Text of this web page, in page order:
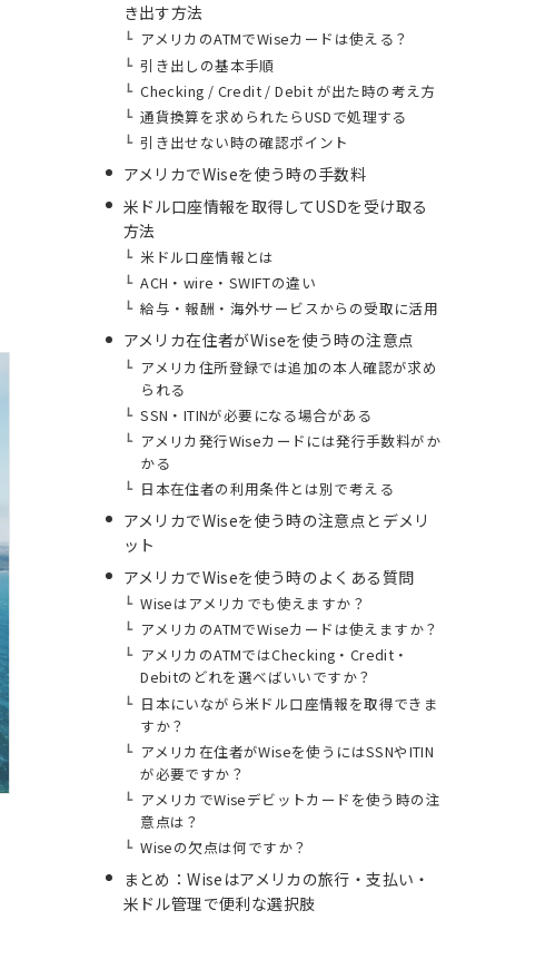
き出す方法
アメリカのATMでWiseカードは使える？
引き出しの基本手順
Checking / Credit / Debit が出た時の考え方
通貨換算を求められたらUSDで処理する
引き出せない時の確認ポイント
アメリカでWiseを使う時の手数料
米ドル口座情報を取得してUSDを受け取る
方法
米ドル口座情報とは
ACH・wire・SWIFTの違い
給与・報酬・海外サービスからの受取に活用
アメリカ在住者がWiseを使う時の注意点
アメリカ住所登録では追加の本人確認が求め
られる
SSN・ITINが必要になる場合がある
アメリカ発行Wiseカードには発行手数料がか
かる
日本在住者の利用条件とは別で考える
アメリカでWiseを使う時の注意点とデメリ
ット
アメリカでWiseを使う時のよくある質問
Wiseはアメリカでも使えますか？
アメリカのATMでWiseカードは使えますか？
アメリカのATMではChecking・Credit・
Debitのどれを選べばいいですか？
日本にいながら米ドル口座情報を取得できま
すか？
アメリカ在住者がWiseを使うにはSSNやITIN
が必要ですか？
アメリカでWiseデビットカードを使う時の注
意点は？
Wiseの欠点は何ですか？
まとめ：Wiseはアメリカの旅行・支払い・
米ドル管理で便利な選択肢